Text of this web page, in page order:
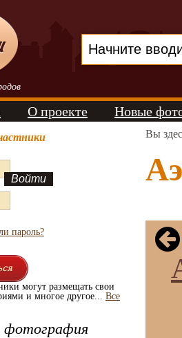
О проекте Новые
пароль?
могут размещать свои
и многое другое... Все
фотография
Вы